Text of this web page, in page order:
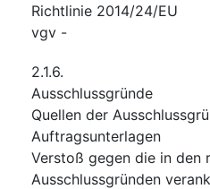
Richtlinie 2014/24/EU
vgv -
2.1.6.
Ausschlussgründe
Quellen der
Auftragsunterlagen
Verstoß gegen die in den
Ausschlussgründen